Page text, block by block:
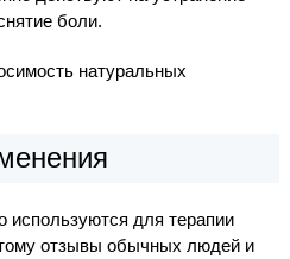
боли.
натуральных
используются для терапии
отзывы обычных людей и